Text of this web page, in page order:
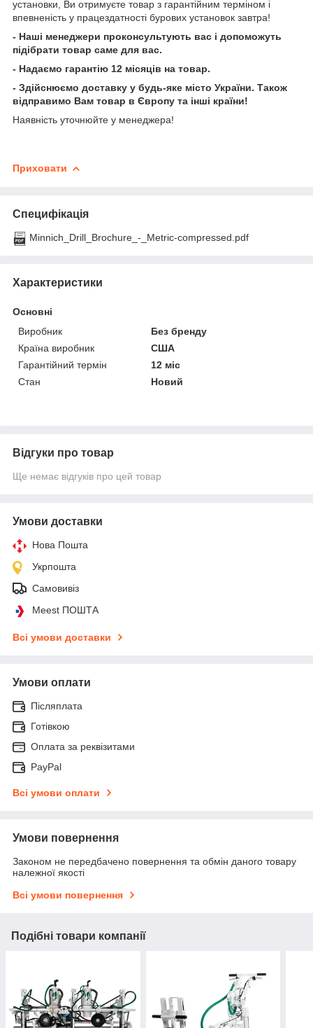
установки, Ви отримуєте товар з гарантійним терміном і
впевненість у працездатності бурових установок завтра!
- Наші менеджери проконсультують вас і допоможуть
підібрати товар саме для вас.
- Надаємо гарантію 12 місяців на товар.
- Здійснюємо доставку у будь-яке місто України. Також
відправимо Вам товар в Європу та інші країни!
Наявність уточнюйте у менеджера!
Приховати
Специфікація
Minnich_Drill_Brochure_-_Metric-compressed.pdf
Характеристики
Основні
Виробник
Без бренду
Країна виробник
США
Гарантійний термін
12 міс
Стан
Новий
Відгуки про товар
Ще немає відгуків про цей товар
Умови доставки
Нова Пошта
Укрпошта
Самовивіз
Meest ПОШТА
Всі умови доставки
Умови оплати
Післяплата
Готівкою
Оплата за реквізитами
PayPal
Всі умови оплати
Умови повернення
Законом не передбачено повернення та обмін даного товару
належної якості
Всі умови повернення
Подібні товари компанії